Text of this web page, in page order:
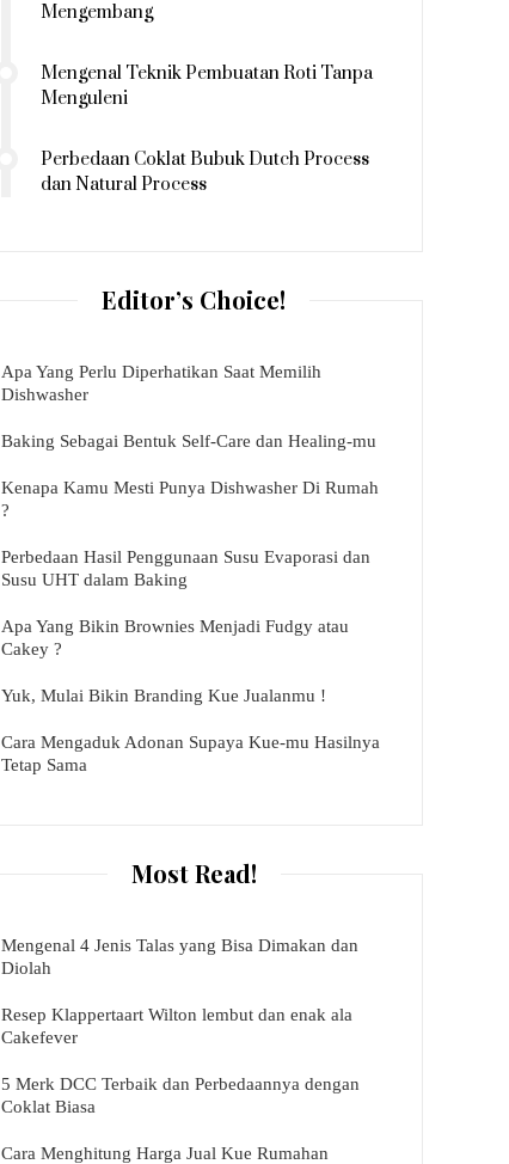
Mengembang
Mengenal Teknik Pembuatan Roti Tanpa
Menguleni
Perbedaan Coklat Bubuk Dutch Process
dan Natural Process
Editor’s Choice!
Apa Yang Perlu Diperhatikan Saat Memilih
Dishwasher
Baking Sebagai Bentuk Self-Care dan Healing-mu
Kenapa Kamu Mesti Punya Dishwasher Di Rumah
?
Perbedaan Hasil Penggunaan Susu Evaporasi dan
Susu UHT dalam Baking
Apa Yang Bikin Brownies Menjadi Fudgy atau
Cakey ?
Yuk, Mulai Bikin Branding Kue Jualanmu !
Cara Mengaduk Adonan Supaya Kue-mu Hasilnya
Tetap Sama
Most Read!
Mengenal 4 Jenis Talas yang Bisa Dimakan dan
Diolah
Resep Klappertaart Wilton lembut dan enak ala
Cakefever
5 Merk DCC Terbaik dan Perbedaannya dengan
Coklat Biasa
Cara Menghitung Harga Jual Kue Rumahan